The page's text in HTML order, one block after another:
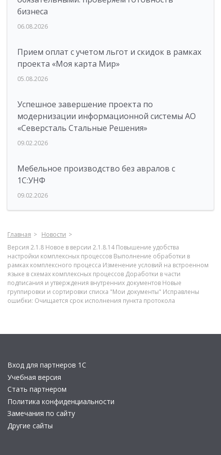
бизнеса
06.08.2026
Прием оплат с учетом льгот и скидок в рамках
проекта «Моя карта Мир»
05.08.2026
Успешное завершение проекта по
модернизации информационной системы АО
«Северсталь Стальные Решения»
09.02.2026
Мебельное производство без авралов с
1С:УНФ
09.02.2026
Главная
Новости
Версия 2.1.8 Новое в версии 2.1.8.14 Повышение удобства
настройки комплексных процессов Выполнение обработки в
рамках комплексного процесса Изменение условий на встроенном
языке в схемах комплексных процессов Доработки в части
подписания и утверждения внутренних документов Новые
группировки и сортировки списка "Мои документы" Исправлены
ошибки: Очищается срок исполнения пункта протокола
Вход для партнеров 1С
Учебная версия
Стать партнером
Политика конфиденциальности
Замечания по сайту
Другие сайты